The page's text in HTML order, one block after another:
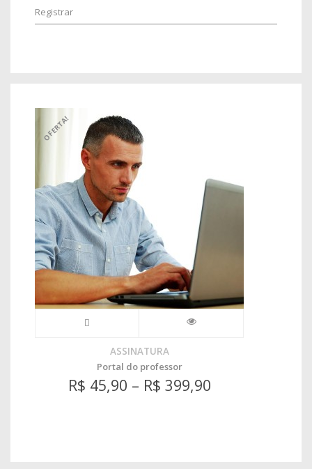
Registrar
OFERTA!
ASSINATURA
Portal do professor
R$ 45,90 – R$ 399,90